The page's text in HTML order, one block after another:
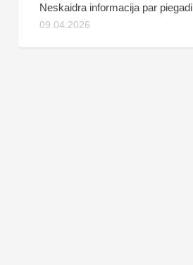
Neskaidra informacija par piegadi
09.04.2026